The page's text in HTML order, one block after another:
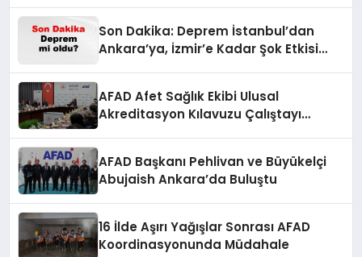
Son Dakika: Deprem İstanbul’dan
Ankara’ya, İzmir’e Kadar Şok Etkisi
AFAD Afet Sağlık Ekibi Ulusal
Akreditasyon Kılavuzu Çalıştayı
AFAD Başkanı Pehlivan ve Büyükelçi
Abujaish Ankara’da Buluştu
16 İlde Aşırı Yağışlar Sonrası AFAD
Koordinasyonunda Müdahale